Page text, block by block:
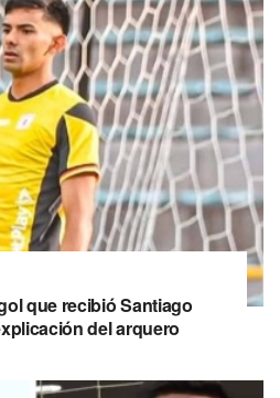
que recibió Santiago
del arquero